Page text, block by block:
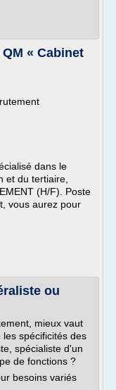
QM « Cabinet
dans le
et du tertiaire,
(H/F). Poste
vous aurez pour
ou
mieux vaut
spécificités des
spécialiste d'un
de fonctions ?
besoins variés